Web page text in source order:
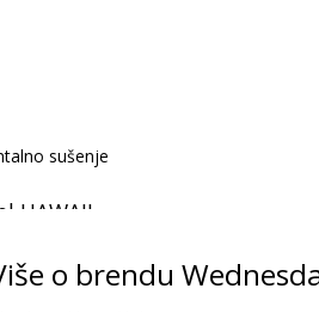
sušenje
HAWAII
Spandex (LYCRA) - OEKO-TEX -
o brendu